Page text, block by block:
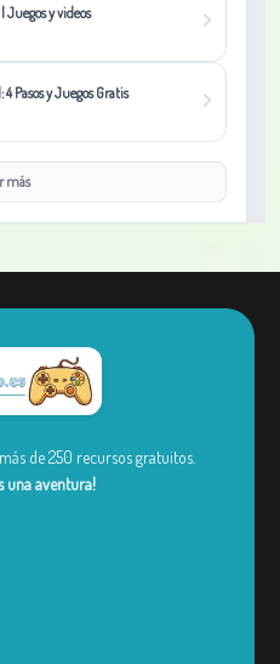
Juegos y videos
Pasos y Juegos Gratis
más
de 250 recursos gratuitos.
una aventura!